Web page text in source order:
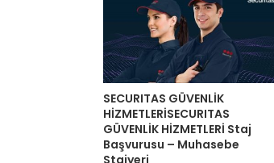
SECURITAS GÜVENLİK
HİZMETLERİSECURITAS
GÜVENLİK HİZMETLERİ Staj
Başvurusu – Muhasebe
Stajyeri